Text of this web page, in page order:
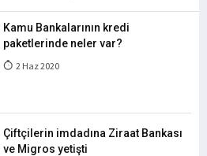
Kamu Bankalarının kredi
paketlerinde neler var?
2 Haz 2020
Çiftçilerin imdadına Ziraat Bankası
ve Migros yetişti